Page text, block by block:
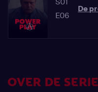
S01
E06
De
OVER DE SERIE